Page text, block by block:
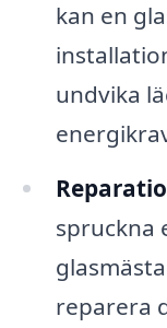
kan en
undvika
spruckna
reparera